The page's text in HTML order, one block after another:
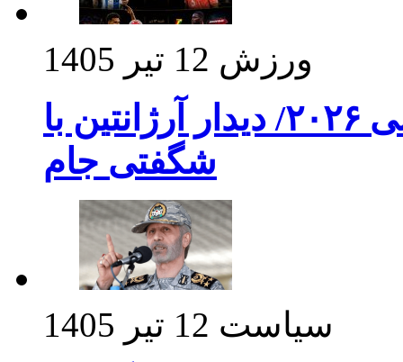
ورزش 12 تیر 1405
برنامه بازی های امشب جام جهانی ۲۰۲۶/ دیدار آرژانتین با
شگفتی جام
سیاست 12 تیر 1405